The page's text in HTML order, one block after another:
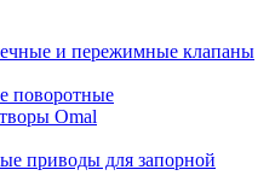
и пережимные клапаны
поворотные
Omal
приводы для запорной